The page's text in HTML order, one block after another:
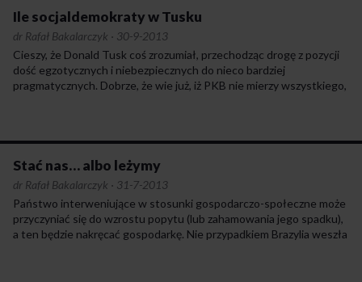
„źle” rozumianą perspektywę korzyści przedstawicieli klasy średniej
i ich rodzin. Występowano w obronie maluchów ogółem,
a tymczasem kryło się pod tym mniej lub bardziej uświadomione
reprezentowanie interesów dziecka zadbanego, wyposażonego
w domu w odpowiedni kapitał kulturowy i materialny, żyjącego
w warunkach ekonomicznego i emocjonalnego bezpieczeństwa.
Ile socjaldemokraty w Tusku
dr Rafał Bakalarczyk · 30-9-2013
Cieszy, że Donald Tusk coś zrozumiał, przechodząc drogę z pozycji
dość egzotycznych i niebezpiecznych do nieco bardziej
pragmatycznych. Dobrze, że wie już, iż PKB nie mierzy wszystkiego,
dojrzałości, ale cóż – należy życzyć dalszych, oby jak najszybszych
postępów na drodze ku zrozumieniu rzeczywistości społecznej.
Póki co, poglądy, a tym bardziej czyny szefa rządu
z socjaldemokracją mają jednak niewiele wspólnego.
Stać nas… albo leżymy
dr Rafał Bakalarczyk · 31-7-2013
Państwo interweniujące w stosunki gospodarczo-społeczne może
przyczyniać się do wzrostu popytu (lub zahamowania jego spadku),
a ten będzie nakręcać gospodarkę. Nie przypadkiem Brazylia weszła